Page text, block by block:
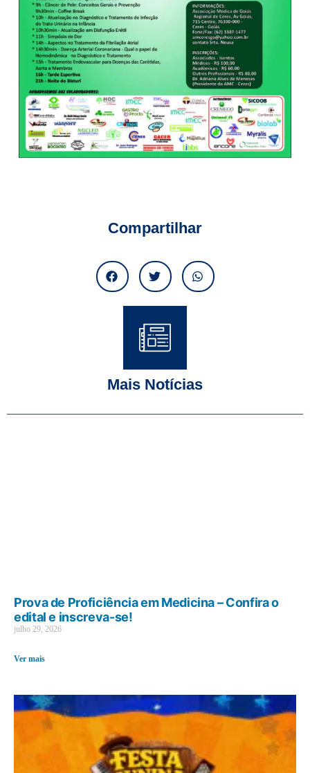
Compartilhar
Mais Notícias
Prova de Proficiência em Medicina – Confira o
edital e inscreva-se!
julho 29, 2026
Ver mais